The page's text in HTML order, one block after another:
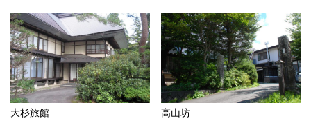
大杉旅館 高山坊